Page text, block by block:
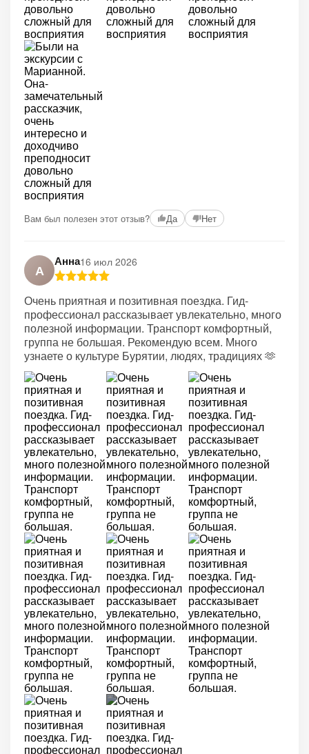
Вам был полезен этот отзыв? Да Нет
А
Анна16 июл 2026
Очень приятная и позитивная поездка. Гид-
профессионал рассказывает увлекательно, много
полезной информации. Транспорт комфортный,
группа не большая. Рекомендую всем. Много
узнаете о культуре Бурятии, людях, традициях 🫶